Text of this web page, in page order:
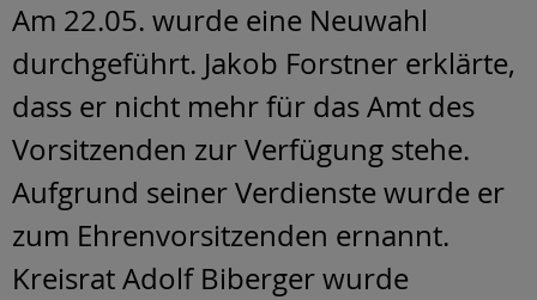
Am 22.05. wurde eine Neuwahl
durchgeführt. Jakob Forstner erklärte,
dass er nicht mehr für das Amt des
Vorsitzenden zur Verfügung stehe.
Aufgrund seiner Verdienste wurde er
zum Ehrenvorsitzenden ernannt.
Kreisrat Adolf Biberger wurde